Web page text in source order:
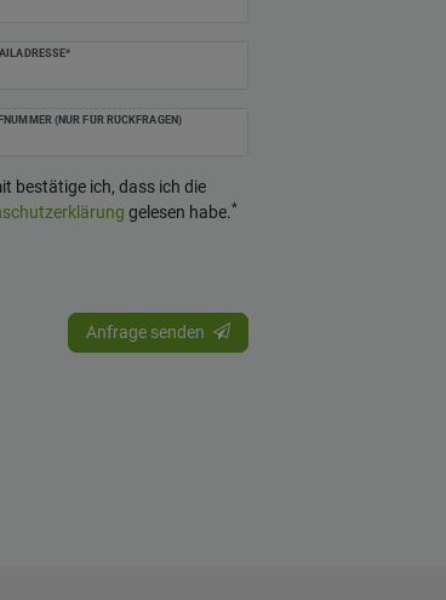
(NUR FÜR RÜCKFRAGEN)
bestätige ich, dass ich die
gelesen habe.*
Anfrage senden